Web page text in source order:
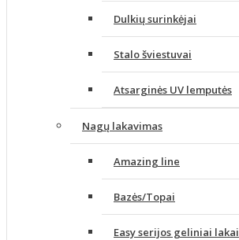
Dulkių surinkėjai
Stalo šviestuvai
Atsarginės UV lemputės
Nagų lakavimas
Amazing line
Bazės/Topai
Easy serijos geliniai lakai